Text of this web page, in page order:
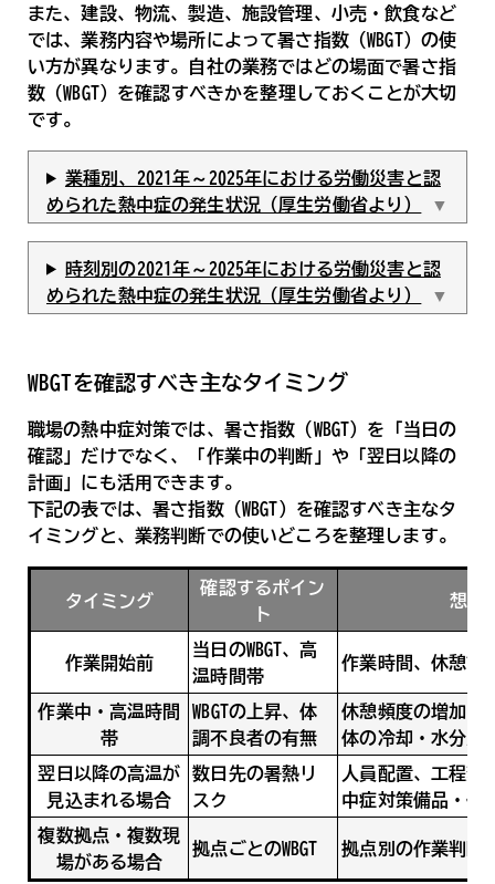
また、建設、物流、製造、施設管理、小売・飲食など
では、業務内容や場所によって暑さ指数（WBGT）の使
い方が異なります。自社の業務ではどの場面で暑さ指
数（WBGT）を確認すべきかを整理しておくことが大切
です。
業種別、2021年～2025年における労働災害と認
められた熱中症の発生状況（厚生労働省より）
時刻別の2021年～2025年における労働災害と認
められた熱中症の発生状況（厚生労働省より）
WBGTを確認すべき主なタイミング
職場の熱中症対策では、暑さ指数（WBGT）を「当日の
確認」だけでなく、「作業中の判断」や「翌日以降の
計画」にも活用できます。
下記の表では、暑さ指数（WBGT）を確認すべき主なタ
イミングと、業務判断での使いどころを整理します。
タイミング
確認するポイン
ト
想定
作業開始前
当日のWBGT、高
温時間帯
作業時間、休憩計
作業中・高温時間
帯
WBGTの上昇、体
調不良者の有無
休憩頻度の増加、
体の冷却・水分/
翌日以降の高温が
見込まれる場合
数日先の暑熱リ
スク
人員配置、工程変
中症対策備品・休
複数拠点・複数現
場がある場合
拠点ごとのWBGT 拠点別の作業判断